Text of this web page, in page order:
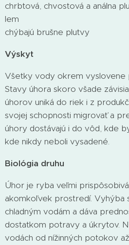
chrbtová, chvostová a análna
lem
chýbajú brušne plutvy
Výskyt
Všetky vody okrem vyslovene
Stavy úhora skoro všade
úhorov uniká do riek i z
svojej schopnosti migrovať a
úhory dostávajú i do vôd, kde
kde nikdy neboli vysadené.
Biológia druhu
Úhor je ryba veľmi
akomkoľvek prostredí. Vyhýba
chladným vodám a dáva
dostatkom potravy a úkrytov.
vodách od nížinných potokov